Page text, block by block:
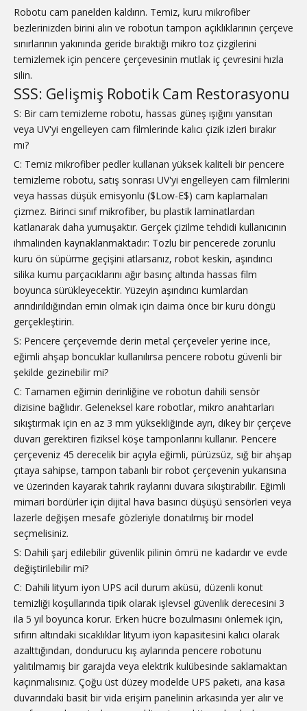
Robotu cam panelden kaldırın. Temiz, kuru mikrofiber
bezlerinizden birini alın ve robotun tampon açıklıklarının çerçeve
sınırlarının yakınında geride bıraktığı mikro toz çizgilerini
temizlemek için pencere çerçevesinin mutlak iç çevresini hızla
silin.
SSS: Gelişmiş Robotik Cam Restorasyonu
S: Bir cam temizleme robotu, hassas güneş ışığını yansıtan
veya UV'yi engelleyen cam filmlerinde kalıcı çizik izleri bırakır
mı?
C: Temiz mikrofiber pedler kullanan yüksek kaliteli bir pencere
temizleme robotu, satış sonrası UV'yi engelleyen cam filmlerini
veya hassas düşük emisyonlu ($Low-E$) cam kaplamaları
çizmez. Birinci sınıf mikrofiber, bu plastik laminatlardan
katlanarak daha yumuşaktır. Gerçek çizilme tehdidi kullanıcının
ihmalinden kaynaklanmaktadır: Tozlu bir pencerede zorunlu
kuru ön süpürme geçişini atlarsanız, robot keskin, aşındırıcı
silika kumu parçacıklarını ağır basınç altında hassas film
boyunca sürükleyecektir. Yüzeyin aşındırıcı kumlardan
arındırıldığından emin olmak için daima önce bir kuru döngü
gerçekleştirin.
S: Pencere çerçevemde derin metal çerçeveler yerine ince,
eğimli ahşap boncuklar kullanılırsa pencere robotu güvenli bir
şekilde gezinebilir mi?
C: Tamamen eğimin derinliğine ve robotun dahili sensör
dizisine bağlıdır. Geleneksel kare robotlar, mikro anahtarları
sıkıştırmak için en az 3 mm yüksekliğinde ayrı, dikey bir çerçeve
duvarı gerektiren fiziksel köşe tamponlarını kullanır. Pencere
çerçeveniz 45 derecelik bir açıyla eğimli, pürüzsüz, sığ bir ahşap
çıtaya sahipse, tampon tabanlı bir robot çerçevenin yukarısına
ve üzerinden kayarak tahrik raylarını duvara sıkıştırabilir. Eğimli
mimari bordürler için dijital hava basıncı düşüşü sensörleri veya
lazerle değişen mesafe gözleriyle donatılmış bir model
seçmelisiniz.
S: Dahili şarj edilebilir güvenlik pilinin ömrü ne kadardır ve evde
değiştirilebilir mi?
C: Dahili lityum iyon UPS acil durum aküsü, düzenli konut
temizliği koşullarında tipik olarak işlevsel güvenlik derecesini 3
ila 5 yıl boyunca korur. Erken hücre bozulmasını önlemek için,
sıfırın altındaki sıcaklıklar lityum iyon kapasitesini kalıcı olarak
azalttığından, dondurucu kış aylarında pencere robotunu
yalıtılmamış bir garajda veya elektrik kulübesinde saklamaktan
kaçınmalısınız. Çoğu üst düzey modelde UPS paketi, ana kasa
duvarındaki basit bir vida erişim panelinin arkasında yer alır ve